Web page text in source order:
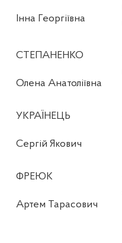
Інна Георгіївна
СТЕПАНЕНКО
Олена Анатоліївна
УКРАЇНЕЦЬ
Сергій Якович
ФРЕЮК
Артем Тарасович